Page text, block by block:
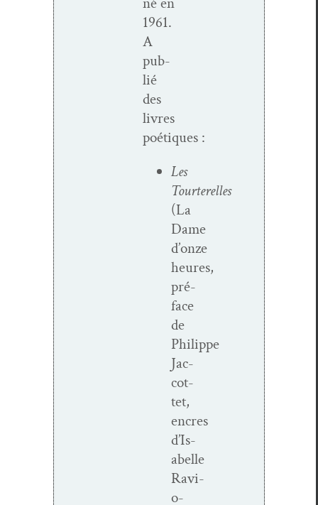
1961.
A
pub­
lié
des
livres
poétiques :
Les
Tourterelles
(La
Dame
d’onze
heures,
pré­
face
de
Philippe
Jac­
cot­
tet,
encres
d’Is­
abelle
Ravi­
o­